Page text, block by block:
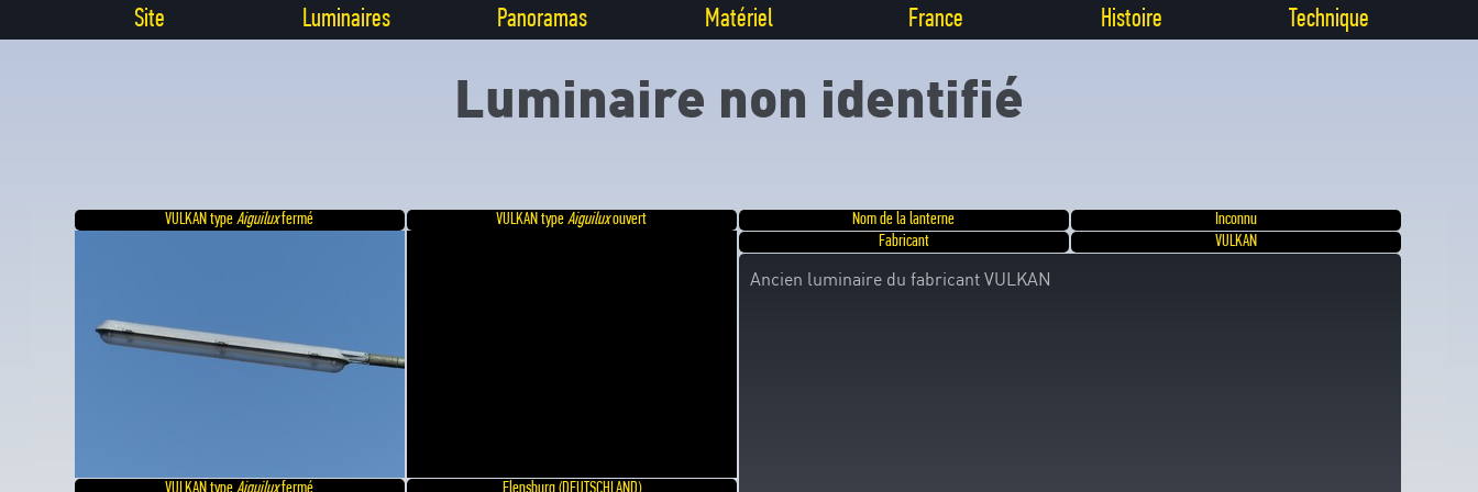
Site Luminaires Panoramas Matériel France Histoire Technique
Luminaire non identifié
VULKAN typeAiguiluxfermé VULKAN typeAiguiluxouvert Nom de la lanterne
Inconnu
Fabricant
VULKAN
Ancien luminaire du fabricant VULKAN